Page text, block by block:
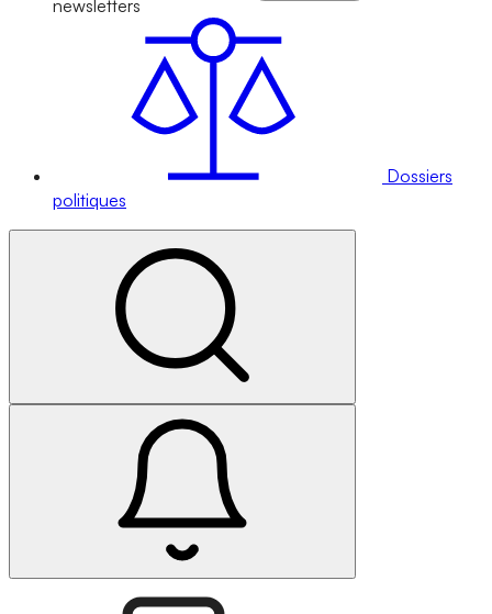
newsletters
Dossiers
politiques